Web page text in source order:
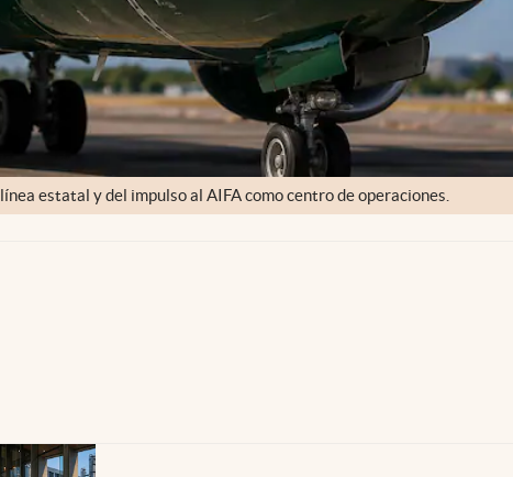
estatal y del impulso al AIFA como centro de operaciones.